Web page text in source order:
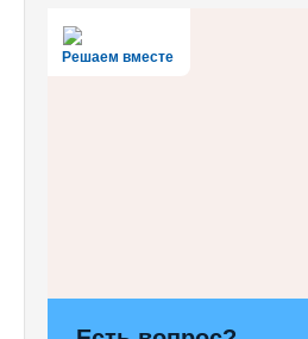
Решаем вместе